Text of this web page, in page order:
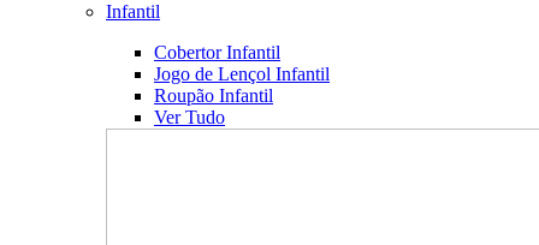
Infantil
Cobertor Infantil
Jogo de Lençol Infantil
Roupão Infantil
Ver Tudo